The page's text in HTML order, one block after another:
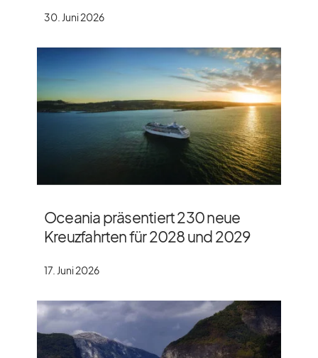
30. Juni 2026
Oceania präsentiert 230 neue
Kreuzfahrten für 2028 und 2029
17. Juni 2026